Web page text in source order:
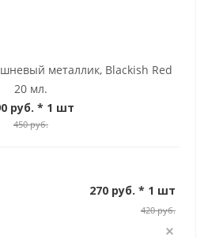
металлик, Blackish Red
20 мл.
руб. * 1 шт
450 руб.
270 руб. * 1 шт
420 руб.